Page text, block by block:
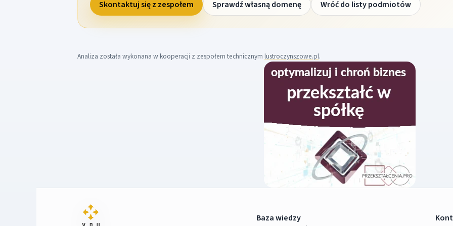
Skontaktuj się z zespołem Sprawdź własną domenę Wróć do listy podmiotów
Analiza została wykonana w kooperacji z zespołem technicznym lustroczynszowe.pl.
Baza wiedzy